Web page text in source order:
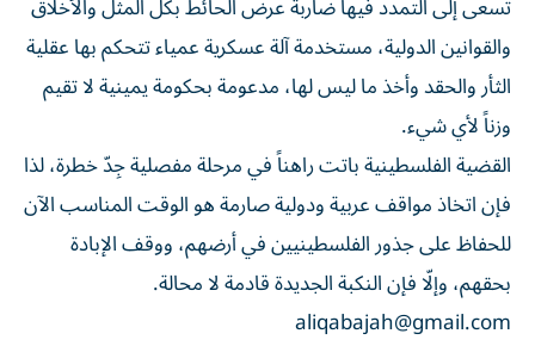
والقوانين الدولية، مستخدمة آلة عسكرية عمياء تتحكم بها عقلية
الثأر والحقد وأخذ ما ليس لها، مدعومة بحكومة يمينية لا تقيم
وزناً لأي شيء.
القضية الفلسطينية باتت راهناً في مرحلة مفصلية جِدّ خطرة، لذا
فإن اتخاذ مواقف عربية ودولية صارمة هو الوقت المناسب الآن
للحفاظ على جذور الفلسطينيين في أرضهم، ووقف الإبادة
بحقهم، وإلّا فإن النكبة الجديدة قادمة لا محالة.
aliqabajah@gmail.com